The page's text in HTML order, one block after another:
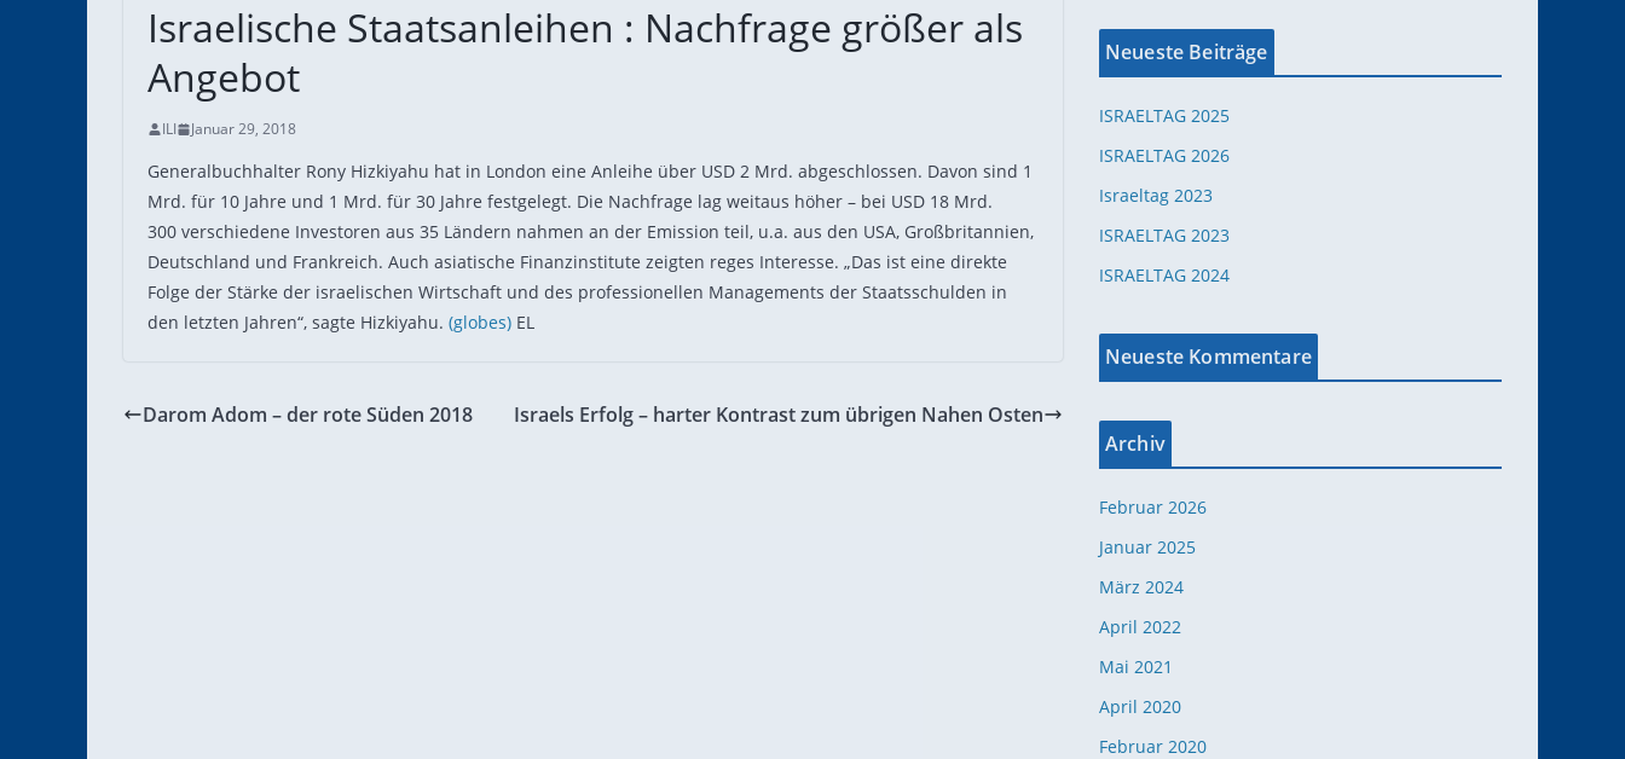
Israelische Staatsanleihen : Nachfrage größer als
Angebot
ILI Januar 29, 2018
Generalbuchhalter Rony Hizkiyahu hat in London eine Anleihe über USD 2 Mrd. abgeschlossen. Davon sind 1
Mrd. für 10 Jahre und 1 Mrd. für 30 Jahre festgelegt. Die Nachfrage lag weitaus höher – bei USD 18 Mrd.
300 verschiedene Investoren aus 35 Ländern nahmen an der Emission teil, u.a. aus den USA, Großbritannien,
Deutschland und Frankreich. Auch asiatische Finanzinstitute zeigten reges Interesse. „Das ist eine direkte
Folge der Stärke der israelischen Wirtschaft und des professionellen Managements der Staatsschulden in
den letzten Jahren“, sagte Hizkiyahu. (globes) EL
Darom Adom – der rote Süden 2018 Israels Erfolg – harter Kontrast zum übrigen Nahen Osten
Neueste Beiträge
ISRAELTAG 2025
ISRAELTAG 2026
Israeltag 2023
ISRAELTAG 2023
ISRAELTAG 2024
Neueste Kommentare
Archiv
Februar 2026
Januar 2025
März 2024
April 2022
Mai 2021
April 2020
Februar 2020